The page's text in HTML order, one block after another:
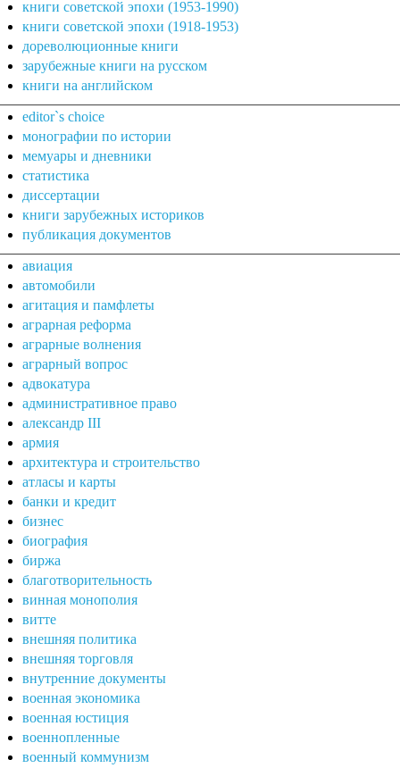
книги советской эпохи (1953-1990)
книги советской эпохи (1918-1953)
дореволюционные книги
зарубежные книги на русском
книги на английском
editor`s choice
монографии по истории
мемуары и дневники
статистика
диссертации
книги зарубежных историков
публикация документов
авиация
автомобили
агитация и памфлеты
аграрная реформа
аграрные волнения
аграрный вопрос
адвокатура
административное право
александр III
армия
архитектура и строительство
атласы и карты
банки и кредит
бизнес
биография
биржа
благотворительность
винная монополия
витте
внешняя политика
внешняя торговля
внутренние документы
военная экономика
военная юстиция
военнопленные
военный коммунизм